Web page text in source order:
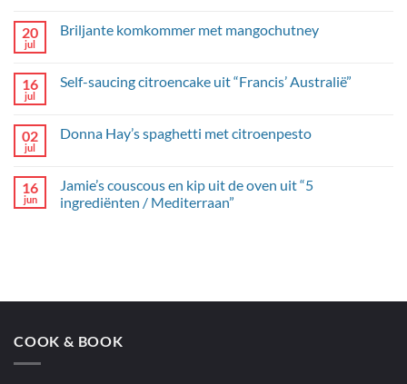
op
Kipgehaktballetjes
parelcouscous
en
20
jul
Briljante komkommer met mangochutney
Briljante
16
jul
Self-saucing citroencake uit “Francis’ Australië”
Self-
“Francis’
Australië”
02
jul
Donna Hay’s spaghetti met citroenpesto
Donna
Hay’s
spaghetti
16
jun
Jamie’s couscous en kip uit de oven uit “5
ingrediënten / Mediterraan”
uit
uit
“5
COOK & BOOK